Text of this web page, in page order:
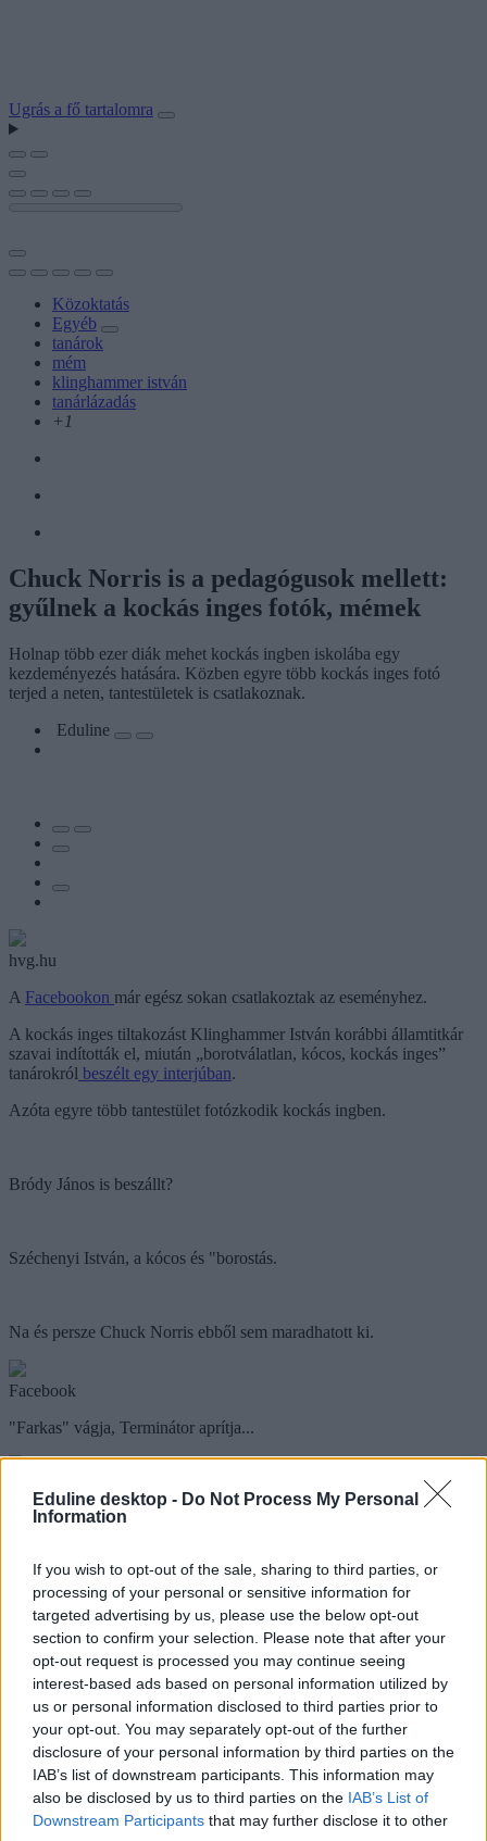
Eduline desktop - Do Not Process My Personal
Information
If you wish to opt-out of the sale, sharing to third parties, or
processing of your personal or sensitive information for
targeted advertising by us, please use the below opt-out
section to confirm your selection. Please note that after your
opt-out request is processed you may continue seeing
interest-based ads based on personal information utilized by
us or personal information disclosed to third parties prior to
your opt-out. You may separately opt-out of the further
disclosure of your personal information by third parties on the
IAB’s list of downstream participants. This information may
also be disclosed by us to third parties on the IAB’s List of
Downstream Participants that may further disclose it to other
Ugrás a fő tartalomra
Közoktatás
Egyéb
tanárok
mém
klinghammer istván
tanárlázadás
+1
Chuck Norris is a pedagógusok mellett:
gyűlnek a kockás inges fotók, mémek
Holnap több ezer diák mehet kockás ingben iskolába egy
kezdeményezés hatására. Közben egyre több kockás inges fotó
terjed a neten, tantestületek is csatlakoznak.
Eduline
hvg.hu
A Facebookon már egész sokan csatlakoztak az eseményhez.
A kockás inges tiltakozást Klinghammer István korábbi államtitkár
szavai indították el, miután „borotválatlan, kócos, kockás inges”
tanárokról beszélt egy interjúban.
Azóta egyre több tantestület fotózkodik kockás ingben.
Bródy János is beszállt?
Széchenyi István, a kócos és "borostás.
Na és persze Chuck Norris ebből sem maradhatott ki.
Facebook
"Farkas" vágja, Terminátor aprítja...
Facebook
tanárok
klinghammer istván
tanárlázadás
Hozzászólások